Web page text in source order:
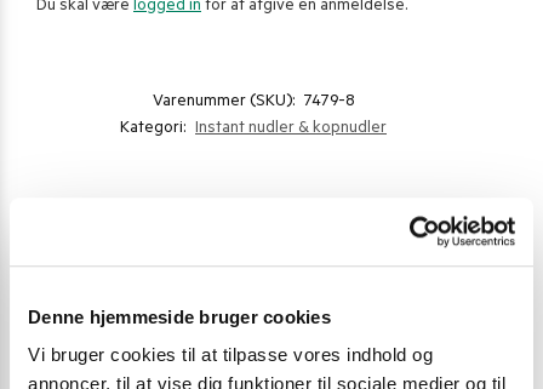
Denne hjemmeside bruger cookies
Vi bruger cookies til at tilpasse vores indhold og
annoncer, til at vise dig funktioner til sociale medier og til
Du skal være logged in for at afgive en anmeldelse.
Varenummer (SKU): 7479-8
Kategori: Instant nudler & kopnudler